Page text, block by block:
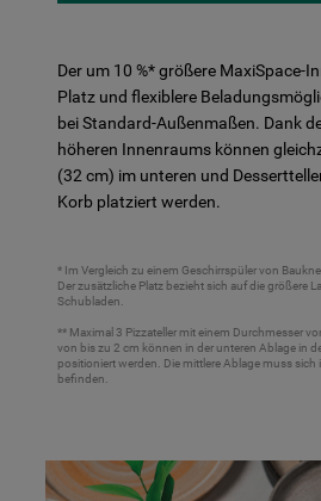
Der um 10 %* größere MaxiSpace-
Platz und flexiblere
bei Standard-Außenmaßen. Dank
höheren Innenraums können
(32 cm) im unteren und
Korb platziert werden.
* Im Vergleich zu einem Geschirrspüler von
Der zusätzliche Platz bezieht sich auf die größere
Schubladen.
** Maximal 3 Pizzateller mit einem Durchmesser
von bis zu 2 cm können in der unteren Ablage in
positioniert werden. Die mittlere Ablage muss sich
befinden.